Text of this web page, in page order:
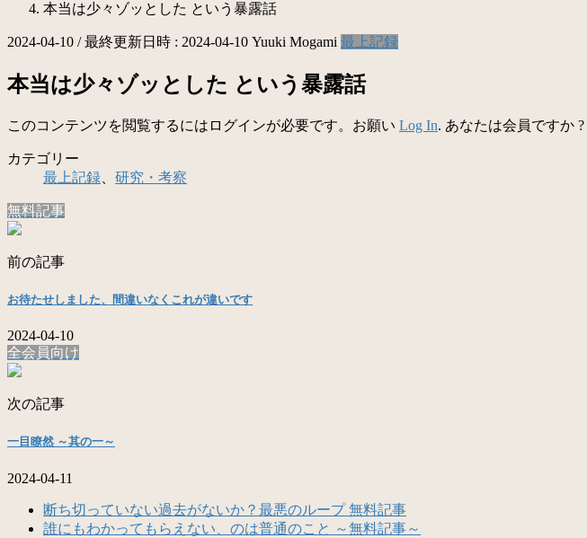
本当は少々ゾッとした という暴露話
2024-04-10 / 最終更新日時 : 2024-04-10 Yuuki Mogami 最上記録
本当は少々ゾッとした という暴露話
このコンテンツを閲覧するにはログインが必要です。お願い Log In. あなたは会員ですか ?
カテゴリー
最上記録
研究・考察
無料記事
前の記事
お待たせしました、間違いなくこれが違いです
2024-04-10
全会員向け
次の記事
一目瞭然 ～其の一～
2024-04-11
断ち切っていない過去がないか？最悪のループ 無料記事
誰にもわかってもらえない、のは普通のこと ～無料記事～